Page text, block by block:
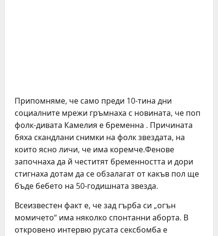
Припомняме, че само преди 10-тина дни
социалните мрежи гръмнаха с новината, че поп
фолк-дивата Камелия е бременна . Причината
бяха скандлани снимки на фолк звездата, на
които ясно личи, че има коремче.Фенове
започнаха да й честитят бременността и дори
стигнаха дотам да се обзалагат от какъв пол ще
бъде бебето на 50-годишната звезда.
Всеизвестен факт е, че зад гърба си „огън
момичето“ има няколко спонтанни аборта. В
откровено интервю русата сексбомба е